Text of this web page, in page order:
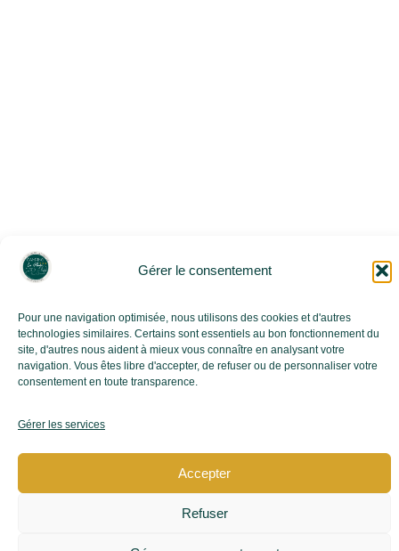
Gérer le consentement
Pour une navigation optimisée, nous utilisons des cookies et d'autres
technologies similaires. Certains sont essentiels au bon fonctionnement du
site, d'autres nous aident à mieux vous connaître en analysant votre
navigation. Vous êtes libre d'accepter, de refuser ou de personnaliser votre
consentement en toute transparence.
Gérer les services
Accepter
Refuser
TÉLÉCHARGER LES TARIFS 2026
Livret d'accueil Télécharger le contrat de location
Tarifs 2026 Plan du camping
Mentions légales
Cookies & traceurs Conditions générales de vente
Réalisé avec ❤ par l’Agence Digitale Emavista –
Spécialisée en Création et Stratégie Digitale